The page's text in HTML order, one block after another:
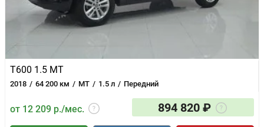
T600 1.5 MT
2018 64 200 км MT 1.5 л Передний
от 12 209 р./мес. 894 820 ₽